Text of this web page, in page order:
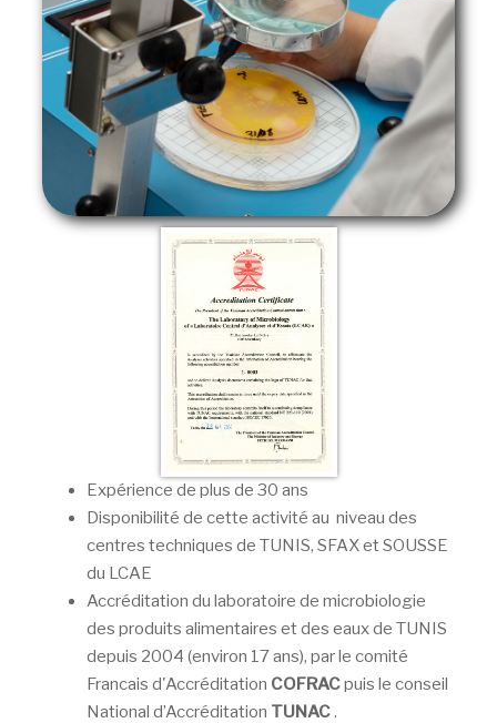
Expérience de plus de 30 ans
Disponibilité de cette activité au niveau des
centres techniques de TUNIS, SFAX et SOUSSE
du LCAE
Accréditation du laboratoire de microbiologie
des produits alimentaires et des eaux de TUNIS
depuis 2004 (environ 17 ans), par le comité
Francais d'Accréditation COFRACpuis le conseil
National d’Accréditation TUNAC.